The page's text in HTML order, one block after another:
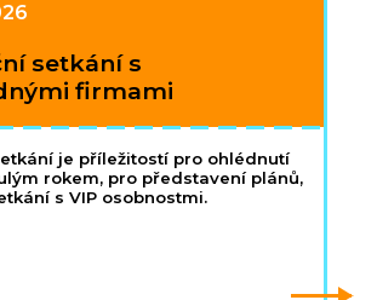
setkání s
firmami
je příležitostí pro ohlédnutí
rokem, pro představení plánů,
s VIP osobnostmi.